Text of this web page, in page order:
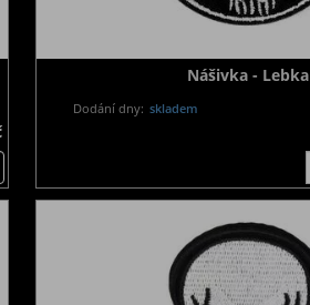
Nášivka - Lebka
Dodání dny: skladem